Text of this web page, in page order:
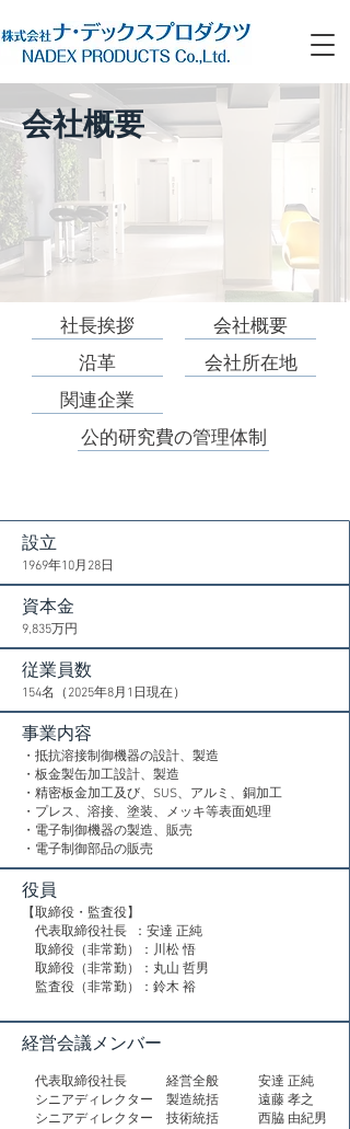
会社概要
社長挨拶
沿革
会社概要
会社所在地
関連企業
公的研究費の管理体制
設立
1969年10月28日
資本金
9,835万円
従業員数
154名（2025年8月1日現在）
​事業内容
・抵抗溶接制御機器の設計、製造
・板金製缶加工設計、製造
・精密板金加工及び、SUS、アルミ、銅加工
・プレス、溶接、塗装、メッキ等表面処理
・電子制御機器の製造、販売
​・電子制御部品の販売
役員
【取締役・監査役】
​ 代表取締役社長 ：安達 正純
取締役（非常勤）：川松 悟
取締役（非常勤）：丸山 哲男
監査役（非常勤）：鈴木 裕
​経営会議メンバー
代表取締役社長 経営全般 安達 正純
シニアディレクター 製造統括 遠藤 孝之
シニアディレクター 技術統括 西脇 由紀男